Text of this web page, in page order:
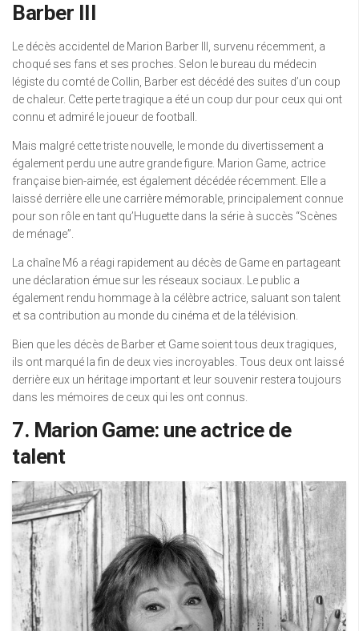
Barber III
Le décès accidentel de Marion Barber III, survenu récemment, a
choqué ses fans et ses proches. Selon le bureau du médecin
légiste du comté de Collin, Barber est décédé des suites d’un coup
de chaleur. Cette perte tragique a été un coup dur pour ceux qui ont
connu et admiré le joueur de football.
Mais malgré cette triste nouvelle, le monde du divertissement a
également perdu une autre grande figure. Marion Game, actrice
française bien-aimée, est également décédée récemment. Elle a
laissé derrière elle une carrière mémorable, principalement connue
pour son rôle en tant qu’Huguette dans la série à succès “Scènes
de ménage”.
La chaîne M6 a réagi rapidement au décès de Game en partageant
une déclaration émue sur les réseaux sociaux. Le public a
également rendu hommage à la célèbre actrice, saluant son talent
et sa contribution au monde du cinéma et de la télévision.
Bien que les décès de Barber et Game soient tous deux tragiques,
ils ont marqué la fin de deux vies incroyables. Tous deux ont laissé
derrière eux un héritage important et leur souvenir restera toujours
dans les mémoires de ceux qui les ont connus.
7. Marion Game: une actrice de
talent